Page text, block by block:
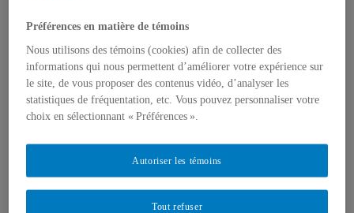
1er cycle
2e cycle
Recherche
Laboratoire de méthodologie de recherche en
Sociologie
Unités de recherche
Champs d’intérêts et d’expertises
La revue Sessions sociologiques
Cahiers SOCIÉTÉ
Préférences en matière de témoins
Nous utilisons des témoins (cookies) afin de collecter des
informations qui nous permettent d’améliorer votre expérience sur
le site, de vous proposer des contenus vidéo, d’analyser les
statistiques de fréquentation, etc. Vous pouvez personnaliser votre
choix en sélectionnant « Préférences ».
Tout refuser
Autoriser les témoins